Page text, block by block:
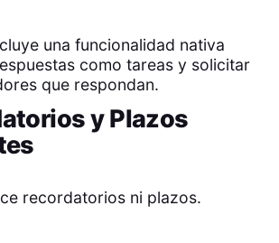
una funcionalidad nativa
como tareas y solicitar
que respondan.
y Plazos
recordatorios ni plazos.